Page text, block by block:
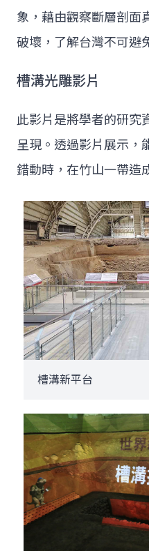
象，藉由觀察斷層剖面
破壞，了解台灣不可避
槽溝光雕影片
此影片是將學者的研究
呈現。透過影片展示，
錯動時，在竹山一帶造
槽溝新平台